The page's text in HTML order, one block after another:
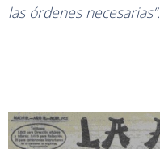
las órdenes necesarias”.